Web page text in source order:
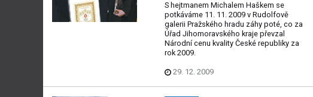
S hejtmanem Michalem Haškem se
potkáváme 11. 11. 2009 v Rudolfově
galerii Pražského hradu záhy poté, co za
Úřad Jihomoravského kraje převzal
Národní cenu kvality České republiky za
rok 2009.
29. 12. 2009